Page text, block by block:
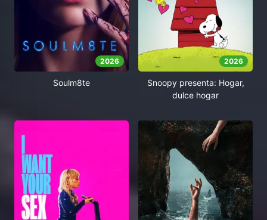
2026
Soulm8te
2026
Snoopy presenta: Hogar,
dulce hogar